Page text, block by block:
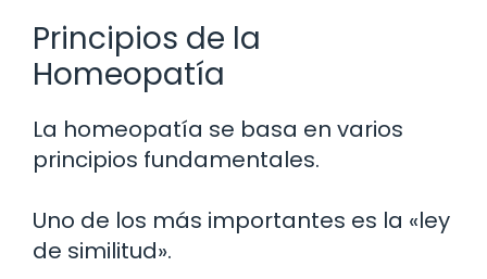
Principios de la
Homeopatía
La homeopatía se basa en varios
principios fundamentales.
Uno de los más importantes es la «ley
de similitud».